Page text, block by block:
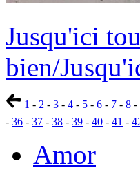
Jusqu'ici
bien/
1 - 2 - 3 - 4 - 5 - 6 - 7 - 8 -
- 36 - 37 - 38 - 39 - 40 - 41 -
Amor